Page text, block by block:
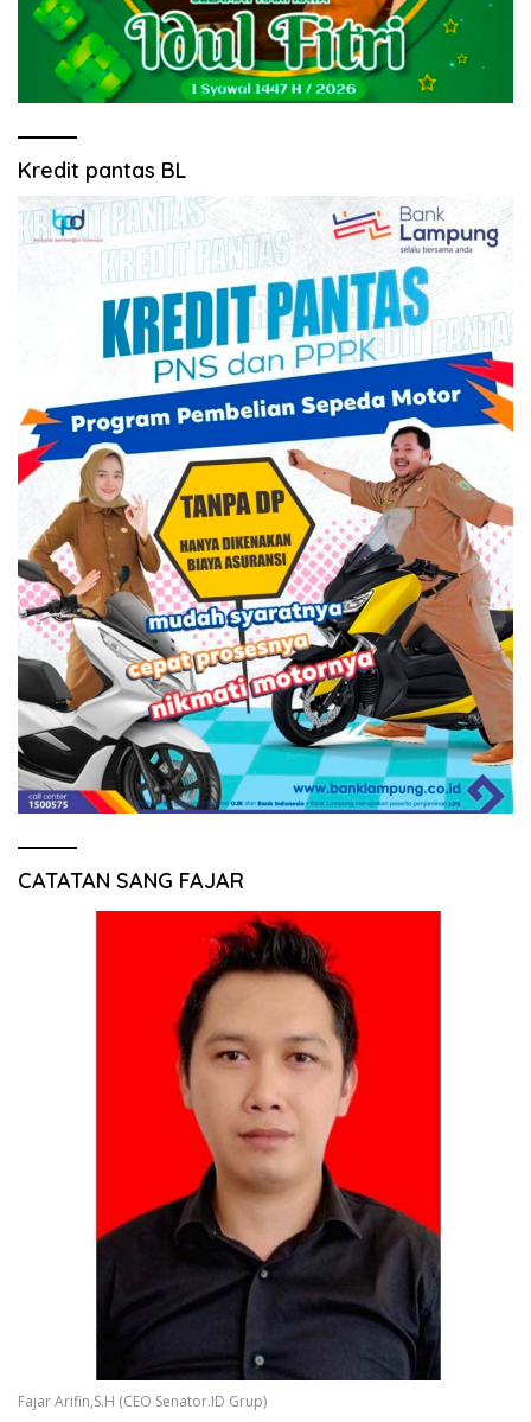
Kredit pantas BL
CATATAN SANG FAJAR
Fajar Arifin,S.H (CEO Senator.ID Grup)